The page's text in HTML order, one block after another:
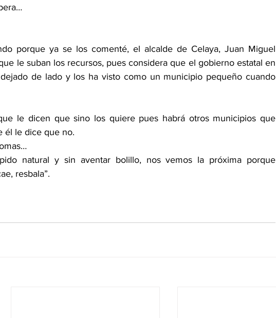
porque ya se los comenté, el alcalde de Celaya, Juan Miguel
le suban los recursos, pues considera que el gobierno estatal en
de lado y los ha visto como un municipio pequeño cuando
le dicen que sino los quiere pues habrá otros municipios que
él le dice que no.
natural y sin aventar bolillo, nos vemos la próxima porque
resbala”.